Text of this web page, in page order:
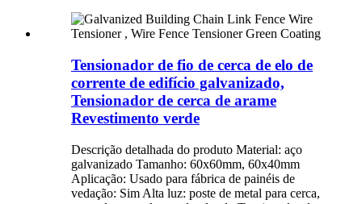
Tensionador de fio de cerca de elo de
corrente de edifício galvanizado,
Tensionador de cerca de arame
Revestimento verde
Descrição detalhada do produto Material: aço
galvanizado Tamanho: 60x60mm, 60x40mm
Aplicação: Usado para fábrica de painéis de
vedação: Sim Alta luz: poste de metal para cerca,